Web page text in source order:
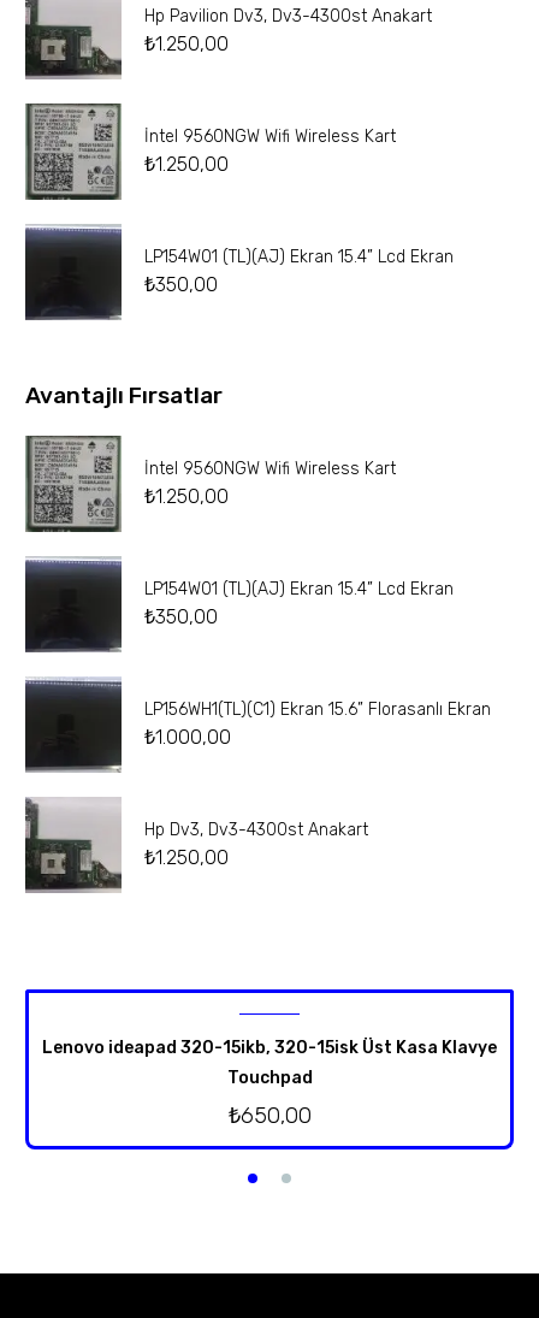
Hp Pavilion Dv3, Dv3-4300st Anakart
₺1.250,00
İntel 9560NGW Wifi Wireless Kart
₺1.250,00
LP154W01 (TL)(AJ) Ekran 15.4” Lcd Ekran
₺350,00
Avantajlı Fırsatlar
İntel 9560NGW Wifi Wireless Kart
₺1.250,00
LP154W01 (TL)(AJ) Ekran 15.4” Lcd Ekran
₺350,00
LP156WH1(TL)(C1) Ekran 15.6” Florasanlı Ekran
₺1.000,00
Hp Dv3, Dv3-4300st Anakart
₺1.250,00
Lenovo ideapad 320-15ikb, 320-15isk Üst Kasa Klavye
Touchpad
₺650,00